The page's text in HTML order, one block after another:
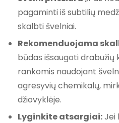
pagaminti iš subtilių
skalbti švelniai.
Rekomenduojama
būdas išsaugoti drabužių
rankomis naudojant
agresyvių chemikalų,
džiovyklėje.
Lyginkite atsargiai:Jei